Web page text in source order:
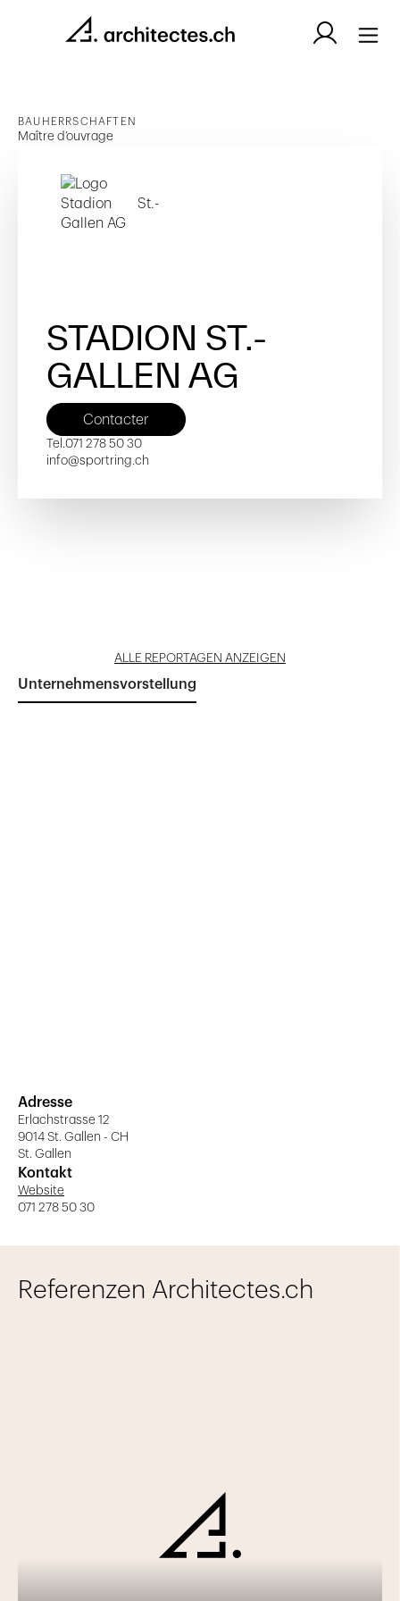
BAUHERRSCHAFTEN
Maître d’ouvrage
STADION ST.-
GALLEN AG
Contacter
Tel.071 278 50 30
info@sportring.ch
ALLE REPORTAGEN ANZEIGEN
Unternehmensvorstellung
Adresse
Erlachstrasse 12
9014 St. Gallen - CH
St. Gallen
Kontakt
Website
071 278 50 30
Referenzen Architectes.ch